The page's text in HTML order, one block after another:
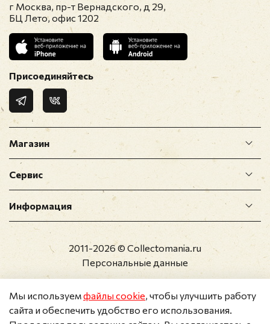
Магазин
Сервис
Информация
г Москва, пр-т Вернадского, д 29,
БЦ Лето, офис 1202
Присоединяйтесь
2011-2026 © Collectomania.ru
Персональные данные
Мы используемфайлы cookie, чтобы улучшить работу
сайта и обеспечить удобство его использования.